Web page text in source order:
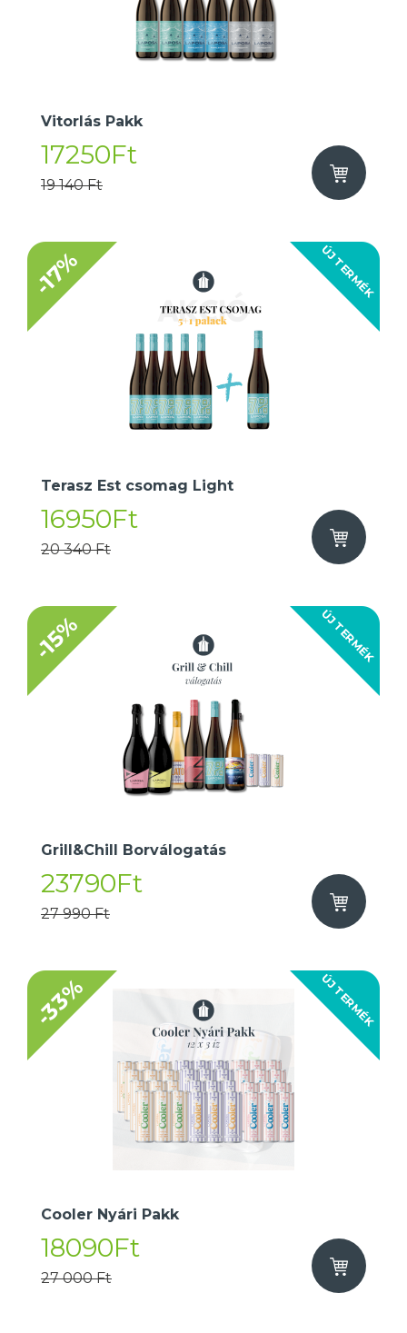
Vitorlás Pakk
17250Ft
19 140 Ft
ÚJ TERMÉK
-17%
Terasz Est csomag Light
16950Ft
20 340 Ft
ÚJ TERMÉK
-15%
Grill&Chill Borválogatás
23790Ft
27 990 Ft
ÚJ TERMÉK
-33%
Cooler Nyári Pakk
18090Ft
27 000 Ft